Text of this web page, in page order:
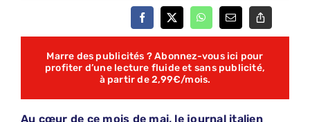
Marre des publicités ? Abonnez-vous ici pour
profiter d’une lecture fluide et sans publicité,
à partir de 2,99€/mois.
Au cœur de ce mois de mai, le journal italien